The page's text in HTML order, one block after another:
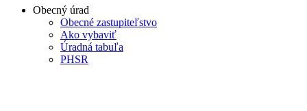
Obecný úrad
Obecné zastupiteľstvo
Ako vybaviť
Úradná tabuľa
PHSR